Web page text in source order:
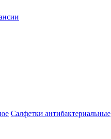
Салфетки антибактериальные